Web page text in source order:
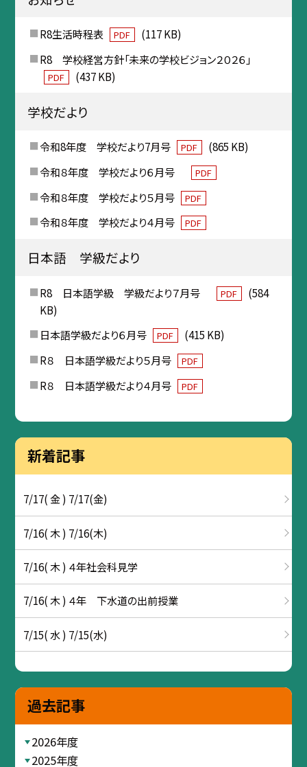
R8生活時程表 PDF
(117 KB)
R8 学校経営方針「未来の学校ビジョン２０２６」
PDF (437 KB)
学校だより
令和8年度 学校だより7月号 PDF
(865 KB)
令和８年度 学校だより６月号
PDF
令和８年度 学校だより５月号 PDF
令和８年度 学校だより４月号 PDF
日本語 学級だより
R8 日本語学級 学級だより７月号 PDF
(584
KB)
日本語学級だより６月号
PDF
(415 KB)
R８ 日本語学級だより５月号
PDF
R８ 日本語学級だより４月号 PDF
新着記事
7/17( 金 ) 7/17(金)
7/16( 木 ) 7/16(木)
7/16( 木 ) ４年社会科見学
7/16( 木 ) ４年 下水道の出前授業
7/15( 水 ) 7/15(水)
過去記事
2026年度
2025年度